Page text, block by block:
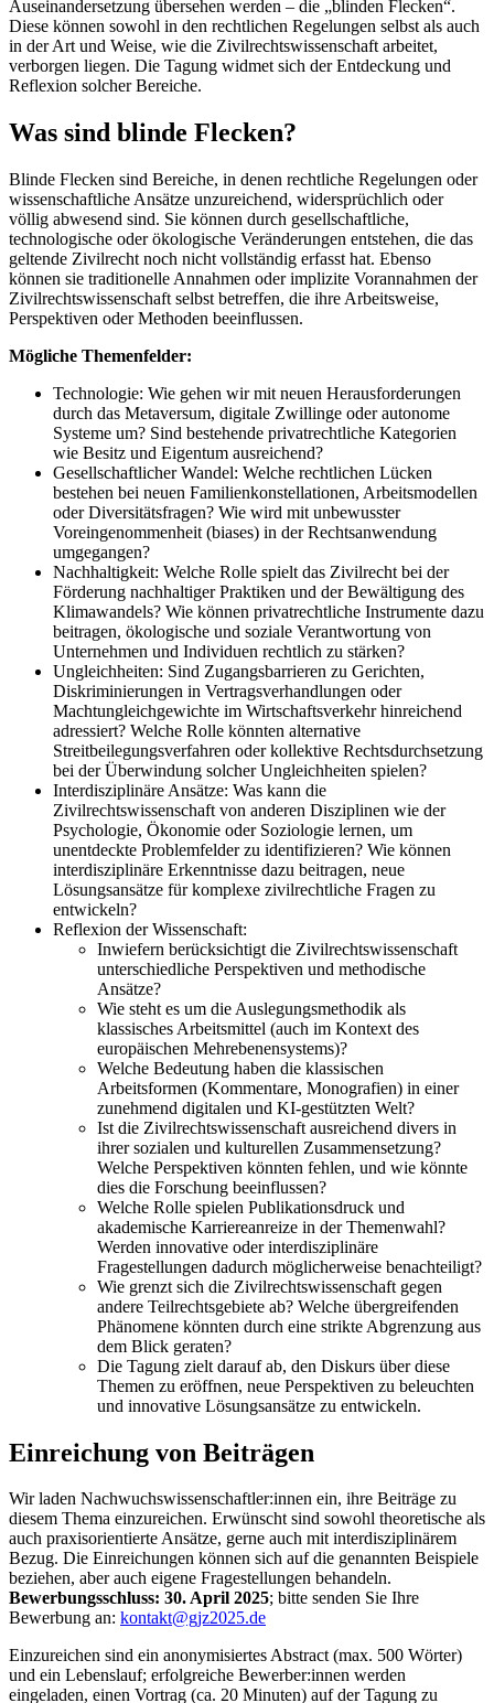
Auseinandersetzung übersehen werden – die „blinden Flecken“.
Diese können sowohl in den rechtlichen Regelungen selbst als auch
in der Art und Weise, wie die Zivilrechtswissenschaft arbeitet,
verborgen liegen. Die Tagung widmet sich der Entdeckung und
Reflexion solcher Bereiche.
Was sind blinde Flecken?
Blinde Flecken sind Bereiche, in denen rechtliche Regelungen oder
wissenschaftliche Ansätze unzureichend, widersprüchlich oder
völlig abwesend sind. Sie können durch gesellschaftliche,
technologische oder ökologische Veränderungen entstehen, die das
geltende Zivilrecht noch nicht vollständig erfasst hat. Ebenso
können sie traditionelle Annahmen oder implizite Vorannahmen der
Zivilrechtswissenschaft selbst betreffen, die ihre Arbeitsweise,
Perspektiven oder Methoden beeinflussen.
Mögliche Themenfelder:
Technologie: Wie gehen wir mit neuen Herausforderungen
durch das Metaversum, digitale Zwillinge oder autonome
Systeme um? Sind bestehende privatrechtliche Kategorien
wie Besitz und Eigentum ausreichend?
Gesellschaftlicher Wandel: Welche rechtlichen Lücken
bestehen bei neuen Familienkonstellationen, Arbeitsmodellen
oder Diversitätsfragen? Wie wird mit unbewusster
Voreingenommenheit (biases) in der Rechtsanwendung
umgegangen?
Nachhaltigkeit: Welche Rolle spielt das Zivilrecht bei der
Förderung nachhaltiger Praktiken und der Bewältigung des
Klimawandels? Wie können privatrechtliche Instrumente dazu
beitragen, ökologische und soziale Verantwortung von
Unternehmen und Individuen rechtlich zu stärken?
Ungleichheiten: Sind Zugangsbarrieren zu Gerichten,
Diskriminierungen in Vertragsverhandlungen oder
Machtungleichgewichte im Wirtschaftsverkehr hinreichend
adressiert? Welche Rolle könnten alternative
Streitbeilegungsverfahren oder kollektive Rechtsdurchsetzung
bei der Überwindung solcher Ungleichheiten spielen?
Interdisziplinäre Ansätze: Was kann die
Zivilrechtswissenschaft von anderen Disziplinen wie der
Psychologie, Ökonomie oder Soziologie lernen, um
unentdeckte Problemfelder zu identifizieren? Wie können
interdisziplinäre Erkenntnisse dazu beitragen, neue
Lösungsansätze für komplexe zivilrechtliche Fragen zu
entwickeln?
Reflexion der Wissenschaft:
Inwiefern berücksichtigt die Zivilrechtswissenschaft
unterschiedliche Perspektiven und methodische
Ansätze?
Wie steht es um die Auslegungsmethodik als
klassisches Arbeitsmittel (auch im Kontext des
europäischen Mehrebenensystems)?
Welche Bedeutung haben die klassischen
Arbeitsformen (Kommentare, Monografien) in einer
zunehmend digitalen und KI-gestützten Welt?
Ist die Zivilrechtswissenschaft ausreichend divers in
ihrer sozialen und kulturellen Zusammensetzung?
Welche Perspektiven könnten fehlen, und wie könnte
dies die Forschung beeinflussen?
Welche Rolle spielen Publikationsdruck und
akademische Karriereanreize in der Themenwahl?
Werden innovative oder interdisziplinäre
Fragestellungen dadurch möglicherweise benachteiligt?
Wie grenzt sich die Zivilrechtswissenschaft gegen
andere Teilrechtsgebiete ab? Welche übergreifenden
Phänomene könnten durch eine strikte Abgrenzung aus
dem Blick geraten?
Die Tagung zielt darauf ab, den Diskurs über diese
Themen zu eröffnen, neue Perspektiven zu beleuchten
und innovative Lösungsansätze zu entwickeln.
Einreichung von Beiträgen
Wir laden Nachwuchswissenschaftler:innen ein, ihre Beiträge zu
diesem Thema einzureichen. Erwünscht sind sowohl theoretische als
auch praxisorientierte Ansätze, gerne auch mit interdisziplinärem
Bezug. Die Einreichungen können sich auf die genannten Beispiele
beziehen, aber auch eigene Fragestellungen behandeln.
Bewerbungsschluss: 30. April 2025; bitte senden Sie Ihre
Bewerbung an: kontakt@gjz2025.de
Einzureichen sind ein anonymisiertes Abstract (max. 500 Wörter)
und ein Lebenslauf; erfolgreiche Bewerber:innen werden
eingeladen, einen Vortrag (ca. 20 Minuten) auf der Tagung zu